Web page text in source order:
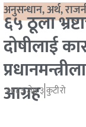
अनुसन्धान,अर्थ,
६५ ठूला
दोषीलाई
आग्रह
२०८३ जेष्ठ ३कुटीरो